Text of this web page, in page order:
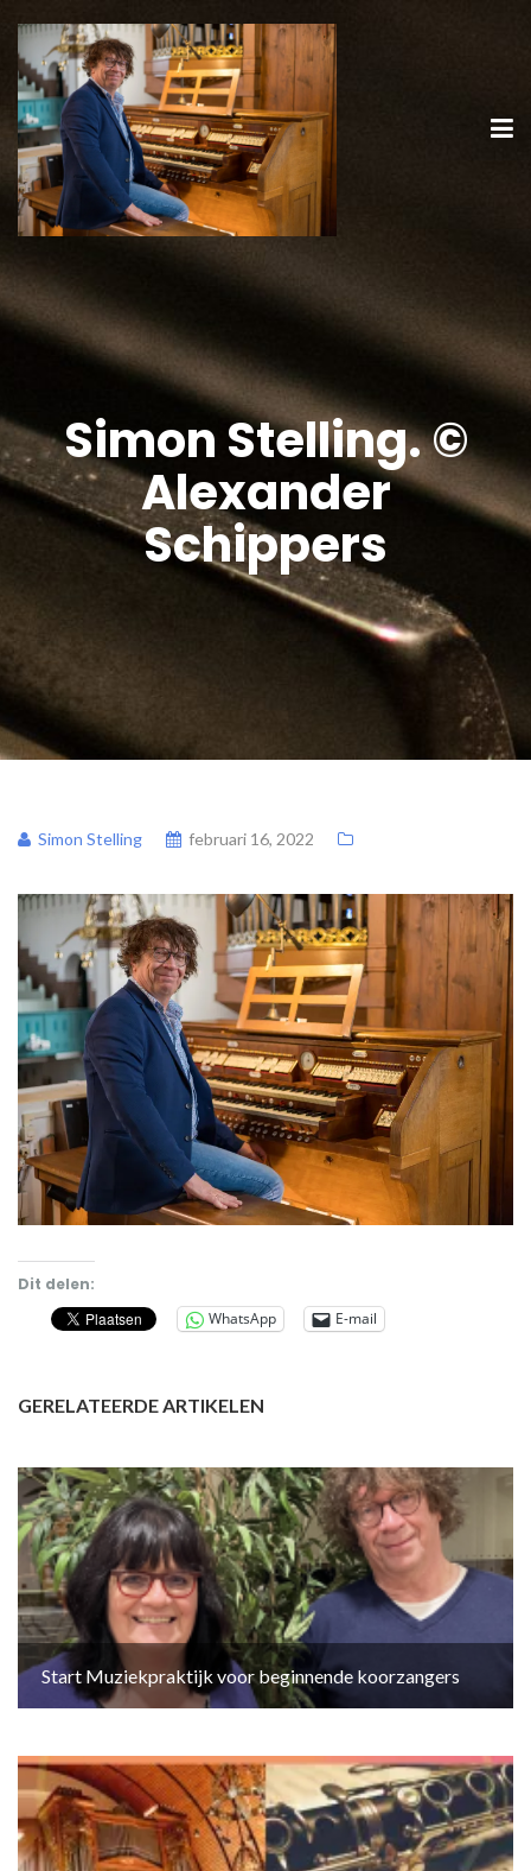
Simon Stelling. ©
Alexander
Schippers
Simon Stelling februari 16, 2022
Dit delen:
WhatsApp
E-mail
GERELATEERDE ARTIKELEN
Start Muziekpraktijk voor beginnende koorzangers